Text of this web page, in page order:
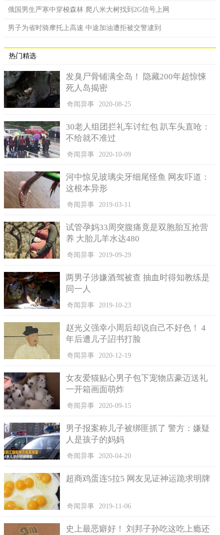
云林西螺农会在脸书发文分享：存款金额突破180亿。(图/翻
西螺主产蔬菜及稻米，以蔬菜为例，种植面积约1000多公
顷，短期叶类平均每14天采收出售，农民会将赚来的钱直接存入
金融机构帐户，积少成多，存款自然愈来愈多。不少网友也在PO
文下留言，走在西螺路上的，原来各个都是富豪。、买房买车搞
不好都是现金交易、超狂...富庶的鱼米之乡。、真的是稀少成多，
赚多花少，以后别小看农民了。
云林西螺农民相当朴实，一赚钱就存钱，累积不少财富。
俄国男生严寒中穿梭森林 爬八米大树找到2G信号上网
男子为省时骑摩托上高速 中途加油遭拒被交警逮到
热门精选
发臭尸骨铺满全岛！ 隐藏200年超惊悚
死人岛揭密
奇闻异事 2020-08-25
30老人组团拦礼车讨红包 趴车头直呛：
不给就不准过
奇闻异事 2020-10-09
河中惊见玻璃尖牙细尾怪鱼 网友吓道：
这根本异形
奇闻异事 2019-03-11
试管孕妈33周突腹痛竟是双胞胎互抢营
养 大胎儿羊水达480
奇闻异事 2019-09-29
两男子涉嫌酒驾被查 抽血时得知教练是
同一人
奇闻异事 2019-10-23
赵光义强幸小周后却说自己不好色！ 4
年后遭儿子詔书打脸
奇闻异事 2020-12-19
女友爱猫贴心男子包下宠物店豪迈送礼
一开箱画面萌炸
奇闻异事 2020-09-15
男子报案称儿子被绑匪抓了 警方：嫌疑
人是孩子的妈妈
奇闻异事 2020-04-20
超商鸡蛋连5拉5 网友见证神运跪求明牌
奇闻异事 2019-11-06
史上最恶癖好！ 刘邦子孙吃这吃上瘾还